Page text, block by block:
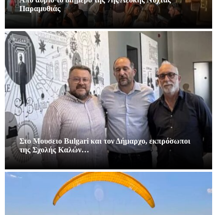
Παραμυθιάς
Στο Μουσειο Bulgari και τον Δήμαρχο, εκπρόσωποι
της Σχολής Καλών…